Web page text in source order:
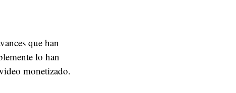
que han
lo han
monetizado.